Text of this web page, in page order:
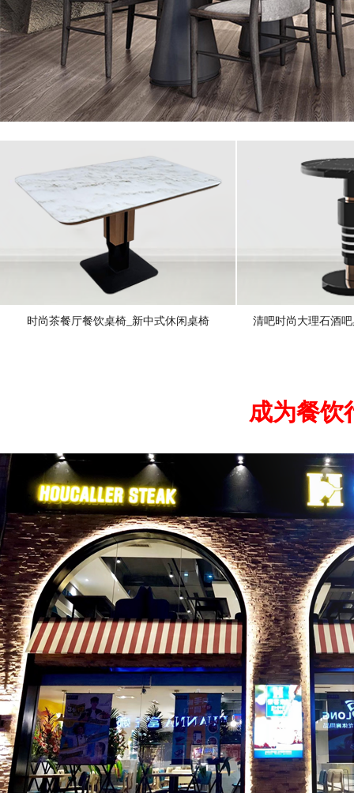
时尚茶餐厅餐饮桌椅_新中式休闲桌椅 清吧时尚大理石酒
成为餐饮